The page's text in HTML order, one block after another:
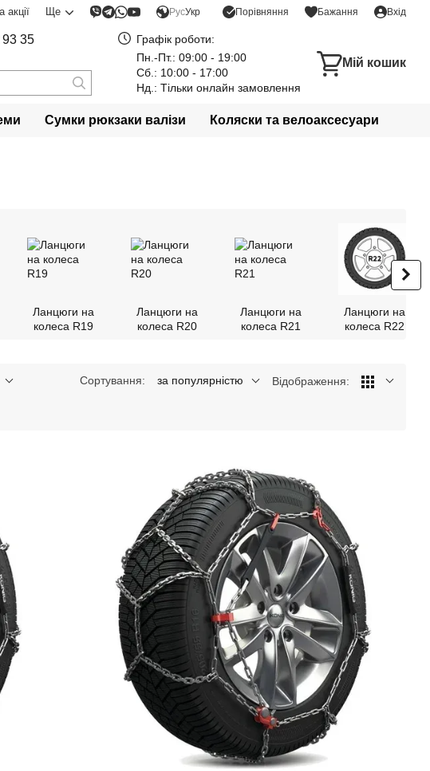
акції Ще РусУкр Порівняння Бажання Вхід
35
Графік роботи:
Пн.-Пт.: 09:00 - 19:00
Сб.: 10:00 - 17:00
Нд.: Тільки онлайн замовлення
Мій кошик
Сумки рюкзаки валізи Коляски та велоаксесуари
Ланцюги на
колеса R19
Ланцюги на
колеса R20
Ланцюги на
колеса R21
Ланцюги на
колеса R22
Сортування: за популярністю Відображення: